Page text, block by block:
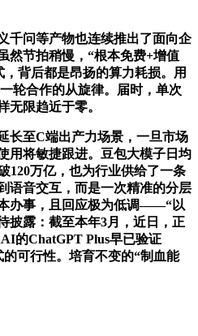
问等产物也连续推出了面向企
然节拍稍慢，“根本免费+增值
背后都是昂扬的算力耗损。用
轮合作的从旋律。届时，单次
无限趋近于零。
至C端出产力场景，一旦市场
用将敏捷跟进。豆包大模子日均
120万亿，也为行业供给了一条
语音交互，而是一次精准的分层
办事，且回应极为低调——“以
披露：截至本年3月，近日，正
的ChatGPT Plus早已验证
可行性。培育不变的“制血能